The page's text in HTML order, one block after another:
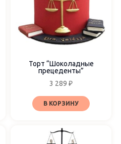
Торт “Шоколадные
прецеденты”
3 289 ₽
В КОРЗИНУ